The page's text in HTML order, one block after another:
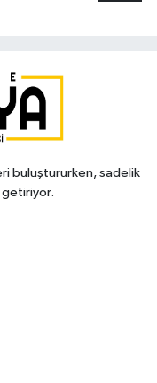
buluştururken, sadelik
getiriyor.